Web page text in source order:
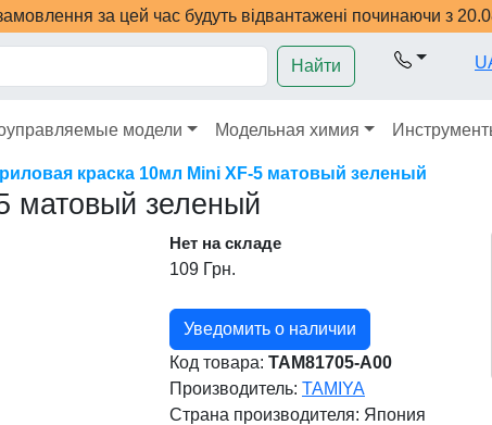
за цей час будуть відвантажені починаючи з
Найти
модели Модельная химия
краска 10мл Mini XF-5 матовый зеленый
матовый зеленый
Нет на складе
109 Грн.
Уведомить о наличии
Код товара: TAM81705-A00
Производитель: TAMIYA
Страна производителя: Япония